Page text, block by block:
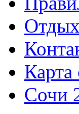
Карта
Сочи